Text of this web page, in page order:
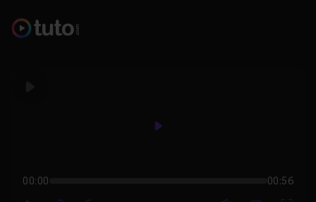
Play
00:00 00:56